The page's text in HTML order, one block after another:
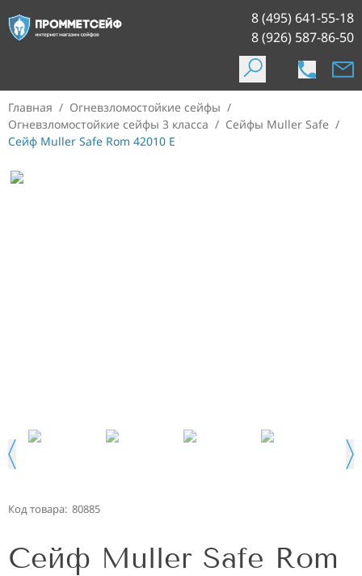
8 (495) 641-55-18
8 (926) 587-86-50
Главная / Огневзломостойкие сейфы /
Огневзломостойкие сейфы 3 класса / Сейфы Muller Safe /
Сейф Muller Safe Rom 42010 E
Код товара: 80885
Сейф Muller Safe Rom